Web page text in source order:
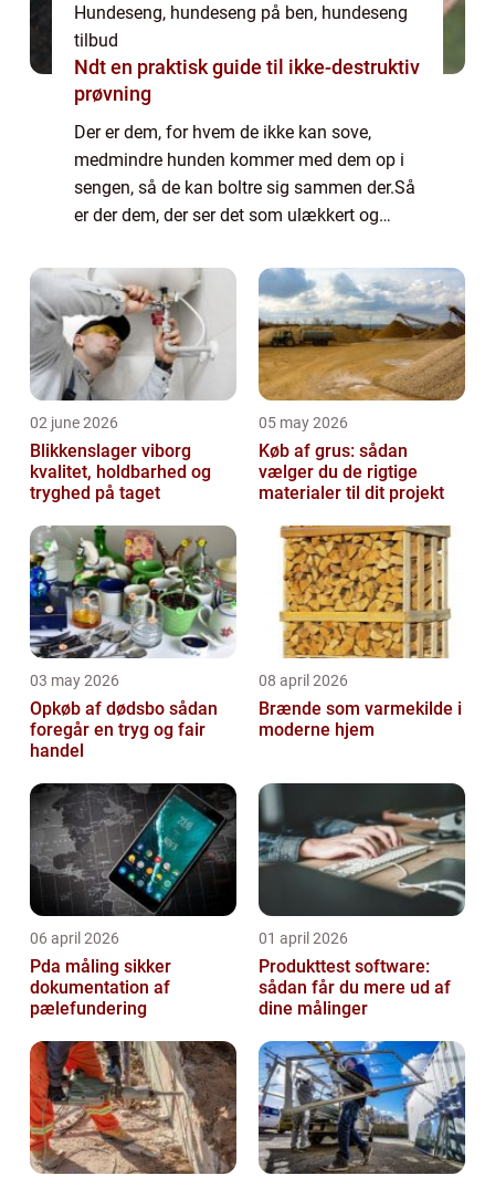
Hundeseng, hundeseng på ben, hundeseng
tilbud
Ndt en praktisk guide til ikke-destruktiv
prøvning
Der er dem, for hvem de ikke kan sove,
medmindre hunden kommer med dem op i
sengen, så de kan boltre sig sammen der.Så
er der dem, der ser det som ulækkert og
med op i sengen og fælder sin pels af. Der
skal v...
02 june 2026
Blikkenslager viborg
kvalitet, holdbarhed og
tryghed på taget
05 may 2026
Køb af grus: sådan
vælger du de rigtige
materialer til dit projekt
03 may 2026
Opkøb af dødsbo sådan
foregår en tryg og fair
handel
08 april 2026
Brænde som varmekilde i
moderne hjem
06 april 2026
Pda måling sikker
dokumentation af
pælefundering
01 april 2026
Produkttest software:
sådan får du mere ud af
dine målinger